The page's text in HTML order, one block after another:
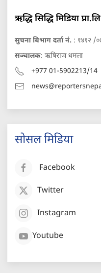
ऋद्धि सिद्धि मिडिया
सुचना बिभाग दर्ता नं. : १४१२ /
सञ्चालक: ऋषिराज धमला
+977 01-5902213/14
सोसल मिडिया
Facebook
Twitter
Instagram
Youtube